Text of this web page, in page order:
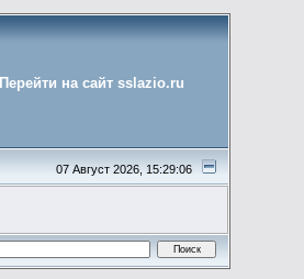
Перейти на сайт sslazio.ru
07 Август 2026, 15:29:06